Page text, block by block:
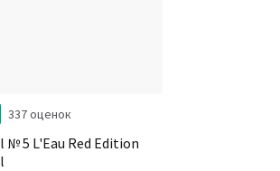
337 оценок
№ 5 L'Eau Red Edition